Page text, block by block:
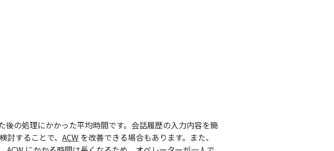
の処理にかかった平均時間です。会話履歴の入力内容を簡
することで、 ACW を改善できる場合もあります。また、